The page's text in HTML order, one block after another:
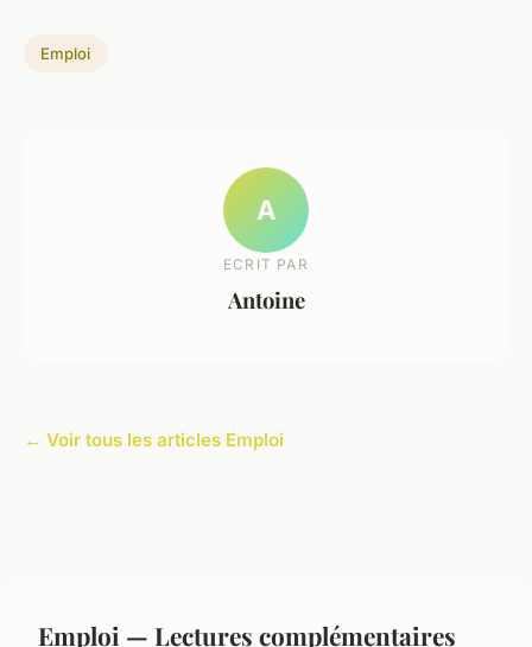
Emploi
A
ECRIT PAR
Antoine
← Voir tous les articles Emploi
Emploi — Lectures complémentaires